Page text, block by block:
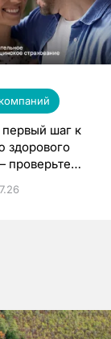
шаг к
здорового